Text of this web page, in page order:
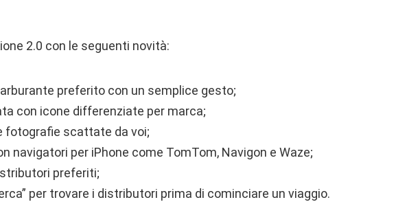
2.0 con le seguenti novità:
preferito con un semplice gesto;
con icone differenziate per marca;
fotografie scattate da voi;
navigatori per iPhone come TomTom, Navigon e Waze;
preferiti;
per trovare i distributori prima di cominciare un viaggio.